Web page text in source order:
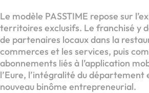
Le modèle PASSTIME repose sur
territoires exclusifs. Le franchisé y
de partenaires locaux dans la
commerces et les services, puis
abonnements liés à l’application
l’Eure, l’intégralité du département
nouveau binôme entrepreneurial.